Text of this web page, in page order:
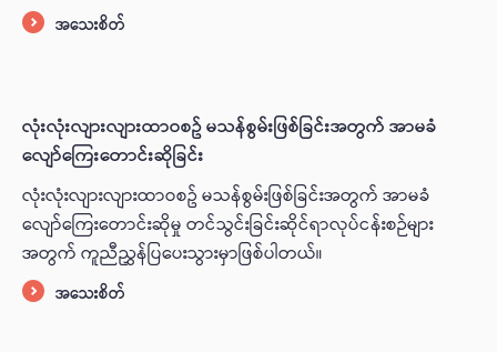
အသေးစိတ်
လုံးလုံးလျားလျားထာဝစဥ် မသန်စွမ်းဖြစ်ခြင်းအတွက် အာမခံ
လျော်ကြေးတောင်းဆိုခြင်း
လုံးလုံးလျားလျားထာဝစဥ် မသန်စွမ်းဖြစ်ခြင်းအတွက် အာမခံ
လျော်ကြေးတောင်းဆိုမှု တင်သွင်းခြင်းဆိုင်ရာလုပ်ငန်းစဉ်များ
အတွက် ကူညီညွှန်ပြပေးသွားမှာဖြစ်ပါတယ်။
အသေးစိတ်